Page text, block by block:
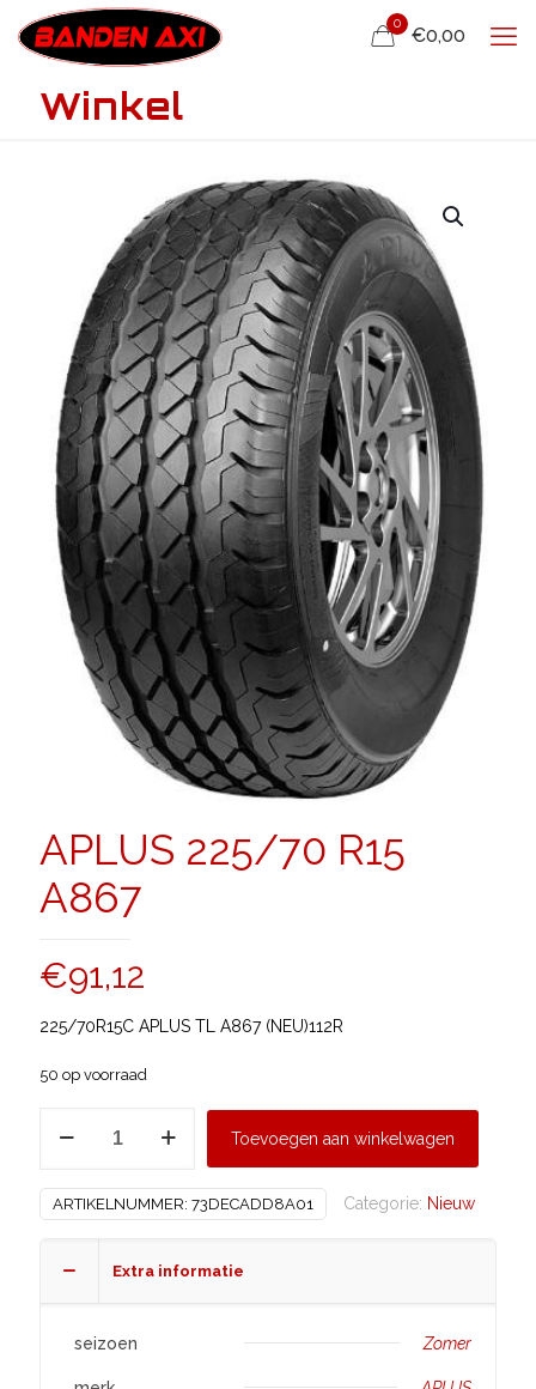
0
€0,00
Winkel
APLUS 225/70 R15
A867
€91,12
225/70R15C APLUS TL A867 (NEU)112R
50 op voorraad
A867
Toevoegen aan winkelwagen
ARTIKELNUMMER: 73DECADD8A01 Categorie: Nieuw
Extra informatie
seizoen Zomer